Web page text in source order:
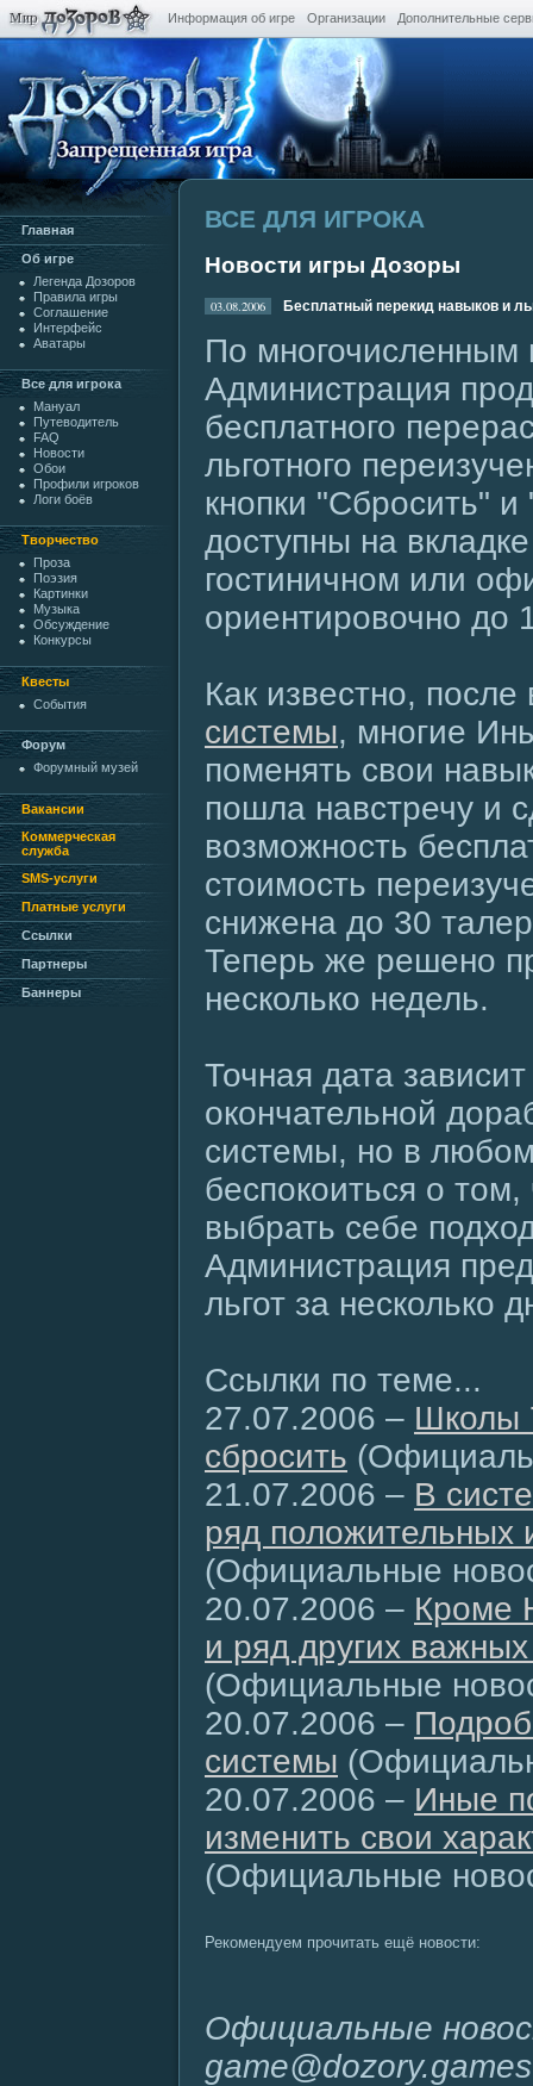
Информация об игре Организации Дополнительные
Главная
Oб игре
Легенда Дозоров
Правила игры
Cоглашение
Интерфейс
Аватары
Все для игрока
Мануал
Путеводитель
FAQ
Новости
Обои
Профили игроков
Логи боёв
Творчество
Проза
Поэзия
Картинки
Музыка
Обсуждение
Конкурсы
Квесты
События
Форум
Форумный музей
Вакансии
Коммерческая
служба
SMS-услуги
Платные услуги
Ссылки
Партнеры
Баннеры
ВСЕ ДЛЯ ИГРОКА
Новости игры Дозоры
03.08.2006 Бесплатный перекид навыков и
По многочисленным
Администрация
бесплатного
льготного
кнопки "Сбросить" и
доступны на
гостиничном или
ориентировочно до
Как известно,
системы, многие
поменять свои
пошла навстречу и
возможность
стоимость
снижена до 30
Теперь же решено
несколько недель.
Точная дата
окончательной
системы, но в
беспокоиться о том,
выбрать себе
Администрация
льгот за несколько
Ссылки по теме...
27.07.2006 – Школы
сбросить
21.07.2006 – В
ряд положительных
(Официальные
20.07.2006 – Кроме
и ряд других
(Официальные
20.07.2006 –
системы
20.07.2006 – Иные
изменить свои
(Официальные
Рекомендуем прочитать ещё новости:
Официальные
game@dozory.games